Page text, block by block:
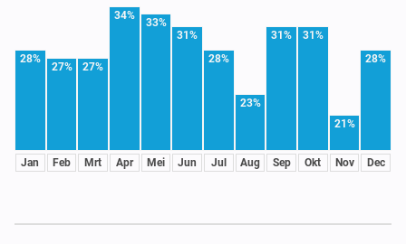
28%
Jan
27%
Feb
27%
Mrt
34%
Apr
33%
Mei
31%
Jun
28%
Jul
23%
Aug
31%
Sep
31%
Okt
21%
Nov
28%
Dec